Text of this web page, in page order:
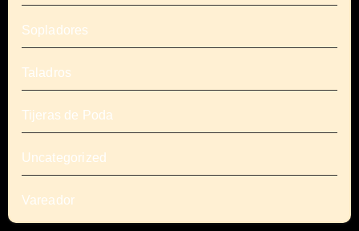
Sopladores
Taladros
Tijeras de Poda
Uncategorized
Vareador